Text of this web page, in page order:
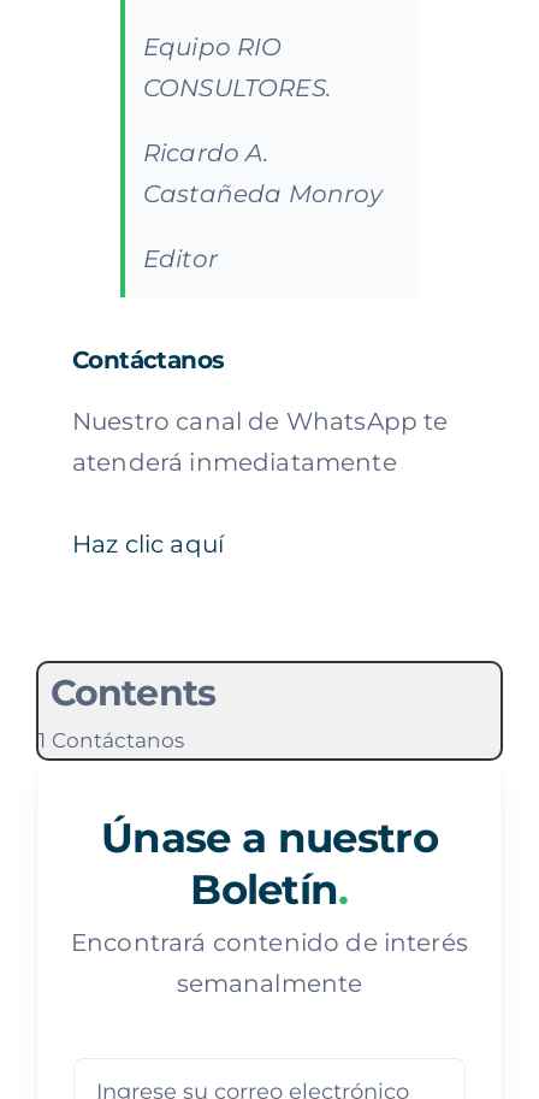
Equipo RIO
CONSULTORES.
Ricardo A.
Castañeda Monroy
Editor
Contáctanos
Nuestro canal de WhatsApp te
atenderá inmediatamente
Haz clic aquí
Contents
Contáctanos
Únase a nuestro
Boletín.
Encontrará contenido de interés
semanalmente